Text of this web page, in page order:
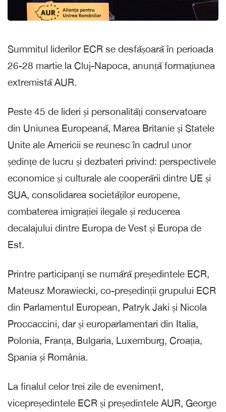
Summitul liderilor ECR se desfășoară în perioada
26-28 martie la Cluj-Napoca, anunță formațiunea
extremistă AUR.
Peste 45 de lideri și personalități conservatoare
din Uniunea Europeană, Marea Britanie și Statele
Unite ale Americii se reunesc în cadrul unor
ședințe de lucru și dezbateri privind: perspectivele
economice și culturale ale cooperării dintre UE și
SUA, consolidarea societăților europene,
combaterea imigrației ilegale și reducerea
decalajului dintre Europa de Vest și Europa de
Est.
Printre participanți se numără președintele ECR,
Mateusz Morawiecki, co-președinții grupului ECR
din Parlamentul European, Patryk Jaki și Nicola
Proccaccini, dar și europarlamentari din Italia,
Polonia, Franța, Bulgaria, Luxemburg, Croația,
Spania și România.
La finalul celor trei zile de eveniment,
vicepreședintele ECR și președintele AUR, George